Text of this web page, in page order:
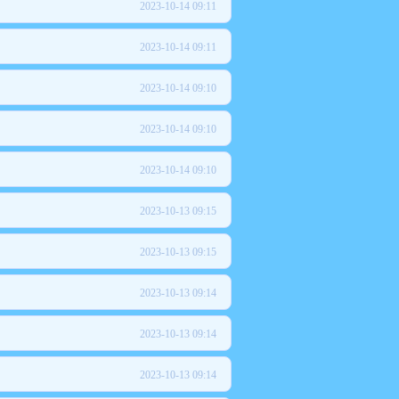
2023-10-14 09:11
2023-10-14 09:11
2023-10-14 09:10
2023-10-14 09:10
2023-10-14 09:10
2023-10-13 09:15
2023-10-13 09:15
2023-10-13 09:14
2023-10-13 09:14
2023-10-13 09:14